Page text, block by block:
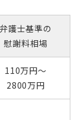
弁護士基準の
慰謝料相場
110万円～
2800万円